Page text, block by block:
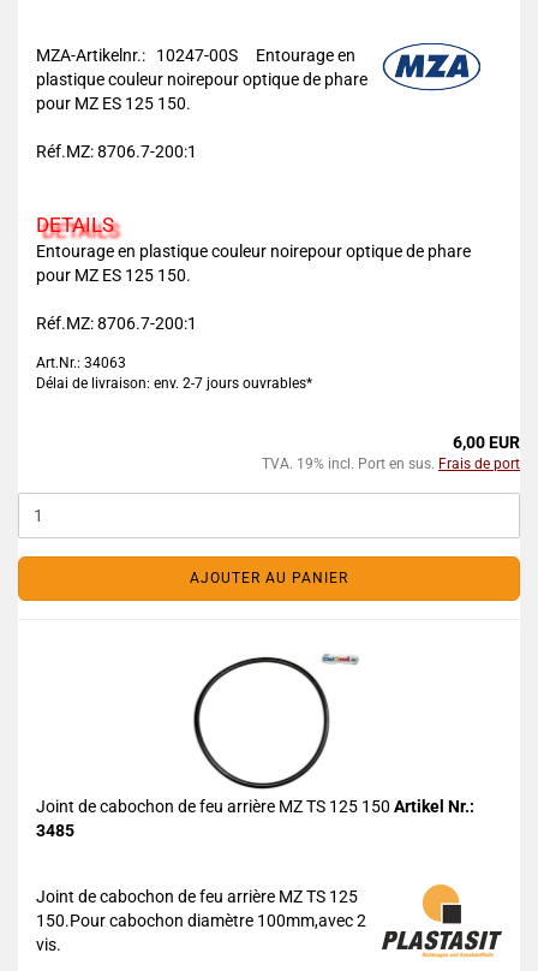
MZA-Artikelnr.: 10247-00S
Entourage en
plastique couleur noirepour optique de phare
pour MZ ES 125 150.
Réf.MZ: 8706.7-200:1
DETAILS
Entourage en plastique couleur noirepour optique de phare
pour MZ ES 125 150.
Réf.MZ: 8706.7-200:1
Art.Nr.: 34063
Délai de livraison: env. 2-7 jours ouvrables*
6,00 EUR
TVA. 19% incl. Port en sus. Frais de port
AJOUTER AU PANIER
Joint de cabochon de feu arrière MZ TS 125 150 Artikel Nr.:
3485
Joint de cabochon de feu arrière MZ TS 125
150.Pour cabochon diamètre 100mm,avec 2
vis.